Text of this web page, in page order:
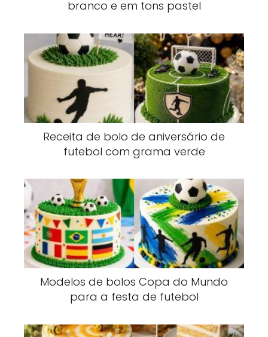
branco e em tons pastel
Receita de bolo de aniversário de
futebol com grama verde
Modelos de bolos Copa do Mundo
para a festa de futebol